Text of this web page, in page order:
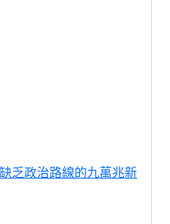
乏政治路線的九萬兆新